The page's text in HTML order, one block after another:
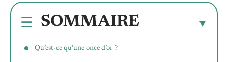
SOMMAIRE
Qu’est-ce qu’une once d’or ?